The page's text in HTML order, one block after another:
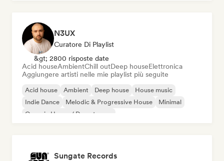
N3UX
Curatore Di Playlist
&gt; 2800 risposte date
Acid houseAmbientChill outDeep houseElettronica
Aggiungere artisti nelle mie playlist più seguite
Acid house Ambient Deep house
House music
Indie Dance
Melodic & Progressive House
Minimal
Organic House / Downtempo
Sungate Records